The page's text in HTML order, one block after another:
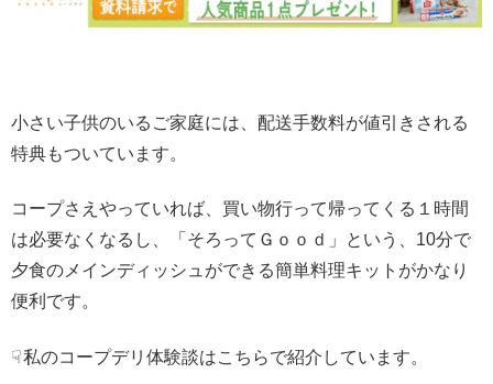
小さい子供のいるご家庭には、配送手数料が値引きされる
特典もついています。
コープさえやっていれば、買い物行って帰ってくる１時間
は必要なくなるし、「そろってＧｏｏｄ」という、10分で
夕食のメインディッシュができる簡単料理キットがかなり
便利です。
☟私のコープデリ体験談はこちらで紹介しています。